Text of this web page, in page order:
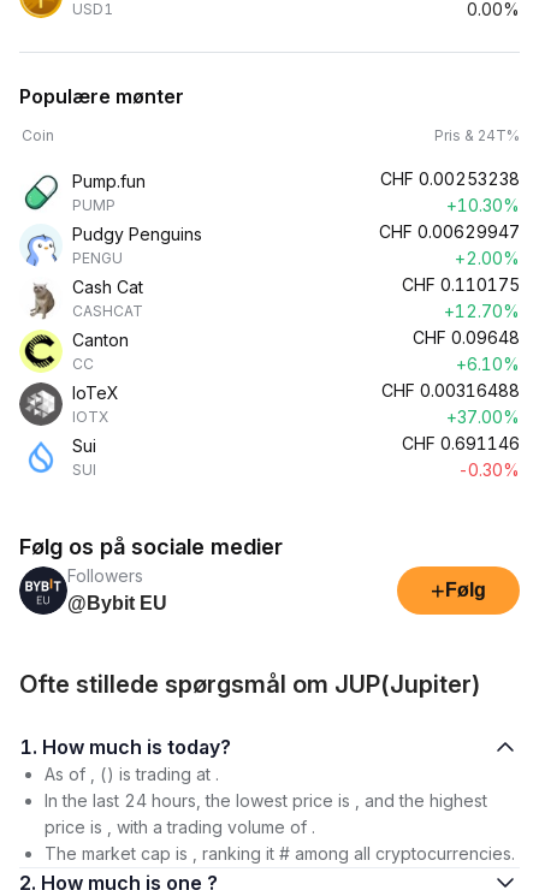
USD1
0.00%
Populære mønter
Coin Pris & 24T%
Pump.fun
PUMP
CHF 0.00253238
+10.30%
Pudgy Penguins
PENGU
CHF 0.00629947
+2.00%
Cash Cat
CASHCAT
CHF 0.110175
+12.70%
Canton
CC
CHF 0.09648
+6.10%
IoTeX
IOTX
CHF 0.00316488
+37.00%
Sui
SUI
CHF 0.691146
-0.30%
Følg os på sociale medier
Followers
@Bybit EU
+ Følg
Ofte stillede spørgsmål om JUP(Jupiter)
1. How much is today?
As of , () is trading at .
In the last 24 hours, the lowest price is , and the highest
price is , with a trading volume of .
The market cap is , ranking it # among all cryptocurrencies.
2. How much is one ?